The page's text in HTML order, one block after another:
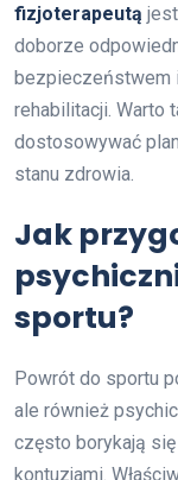
fizjoterapeutą
doborze
bezpieczeństwem
rehabilitacji. Warto
dostosowywać
stanu zdrowia.
Jak
sportu?
Powrót do sportu
ale również
często borykają
kontuzjami.